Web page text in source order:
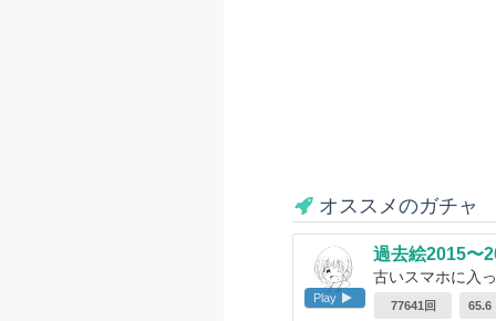
オススメのガチャ
Play
過去絵2015〜
古いスマホに入
77641回 65.6